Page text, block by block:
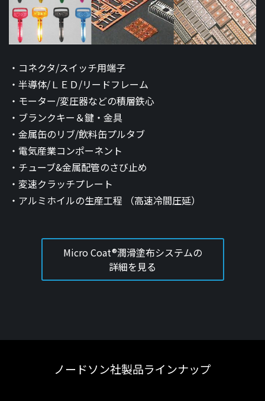
コネクタ/スイッチ用端子
半導体/ＬＥＤ/リードフレーム
モーター/変圧器などの積層鉄心
ブランクキー＆鍵・金具
金属缶のリブ/飲料缶プルタブ
電気産業コンポーネント
チューブ&金属配管のさび止め
変速クラッチプレート
アルミホイルの生産工程 （高速冷間圧延）
Micro Coat®潤滑塗布システムの
詳細を見る
ノードソン社製品ラインナップ